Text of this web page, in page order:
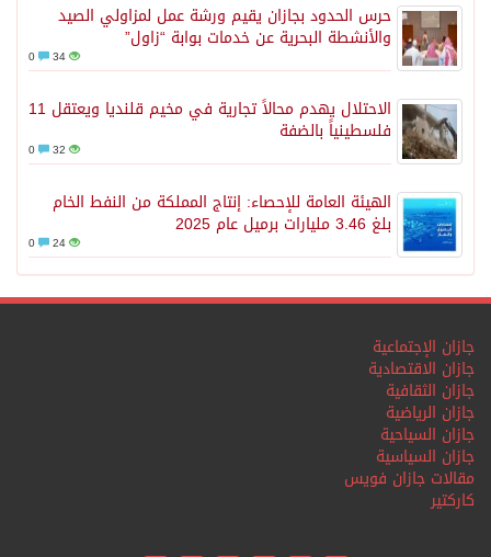
حرس الحدود بجازان يقيم ورشة عمل لمزاولي الصيد
والأنشطة البحرية عن خدمات بوابة “زاول”
34
الاحتلال يهدم محالاً تجارية في مخيم قلنديا ويعتقل 11
فلسطينياً بالضفة
32
الهيئة العامة للإحصاء: إنتاج المملكة من النفط الخام
بلغ 3.46 مليارات برميل عام 2025
24
جازان الإجتماعية
جازان الاقتصادية
جازان الثقافية
جازان الرياضية
جازان السياحية
جازان السياسية
مقالات جازان فويس
كاركتير